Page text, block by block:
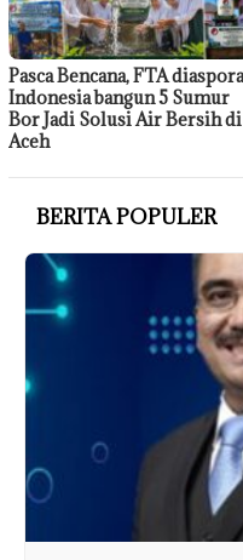
Pasca Bencana, FTA diaspora
Indonesia bangun 5 Sumur
Bor Jadi Solusi Air Bersih di
Aceh
BERITA POPULER